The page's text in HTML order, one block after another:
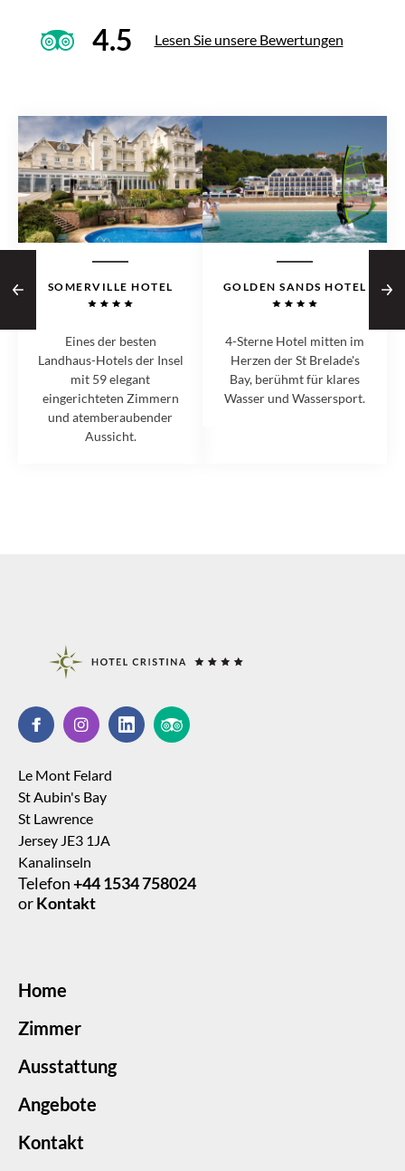
4.5 Lesen Sie unsere Bewertungen
SOMERVILLE HOTEL
Eines der besten
Landhaus-Hotels der Insel
mit 59 elegant
eingerichteten Zimmern
und atemberaubender
Aussicht.
GOLDEN SANDS HOTEL
4-Sterne Hotel mitten im
Herzen der St Brelade's
Bay, berühmt für klares
Wasser und Wassersport.
Le Mont Felard
St Aubin's Bay
St Lawrence
Jersey JE3 1JA
Kanalinseln
Telefon+44 1534 758024
orKontakt
Home
Zimmer
Ausstattung
Angebote
Kontakt